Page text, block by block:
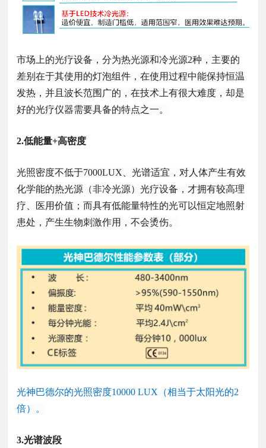
市场上的光疗设备，分为热光源和冷光源2种，主要的
差别在于其使用的灯泡组件，在使用过程中能保持恒温
发热，并且波长范围广的，在技术上有很大难度，却是
好的光疗仪器需要具备的特点之一。
2.低能量+高密度
光照密度不低于7000LUX、光谱适宜，对人体产生有效
化学能的热光源（非冷光源）光疗设备，才拥有较高理
疗、医用价值；而具有低能量特性的光可以恒定地照射
患处，产生生物刺激作用，不会烫伤。
光神巴德尔的光照密度10000 LUX（相当于太阳光的2
倍）。
3.光谱波段